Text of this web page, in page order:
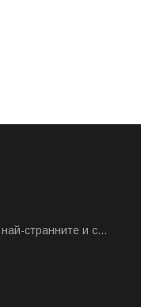
странните и с...